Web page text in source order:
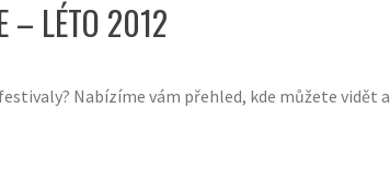
– LÉTO 2012
Nabízíme vám přehled, kde můžete vidět a